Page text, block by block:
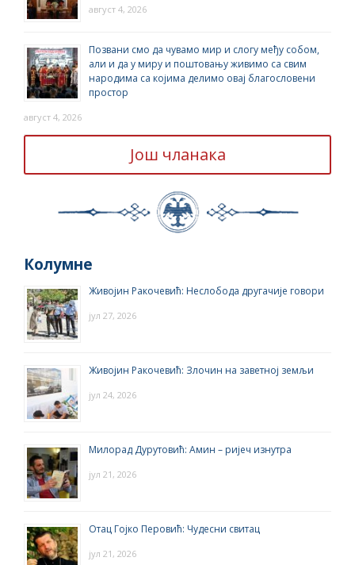
август 4, 2026
Позвани смо да чувамо мир и слогу међу собом,
али и да у миру и поштовању живимо са свим
народима са којима делимо овај благословени
простор
август 4, 2026
Још чланака
Колумне
Живојин Ракочевић: Неслобода другачије говори
јул 27, 2026
Живојин Ракочевић: Злочин на заветној земљи
јул 24, 2026
Милорад Дурутовић: Амин – ријеч изнутра
јул 21, 2026
Отац Гојко Перовић: Чудесни свитац
јул 21, 2026